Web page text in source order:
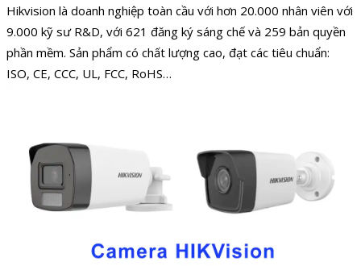
Hikvision là doanh nghiệp toàn cầu với hơn 20.000 nhân viên với
9.000 kỹ sư R&D, với 621 đăng ký sáng chế và 259 bản quyền
phần mềm. Sản phẩm có chất lượng cao, đạt các tiêu chuẩn:
ISO, CE, CCC, UL, FCC, RoHS…